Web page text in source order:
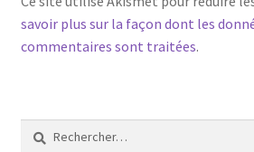
savoir plus sur la façon dont les
commentaires sont traitées.